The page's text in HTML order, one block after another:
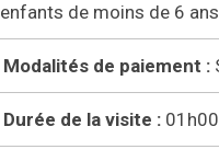
enfants de moins de 6 ans
Modalités de paiement :
Durée de la visite : 01h00